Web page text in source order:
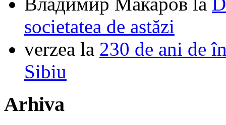
societatea de astăzi
verzea la 230 de ani de
Sibiu
Arhiva